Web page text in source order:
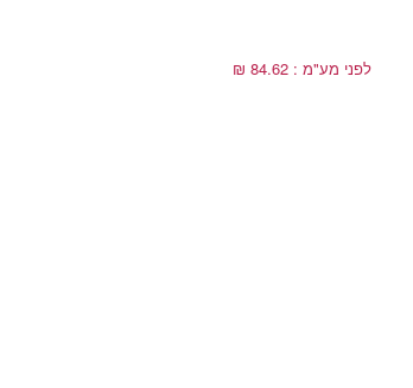
לפני מע"מ : 84.62 ₪